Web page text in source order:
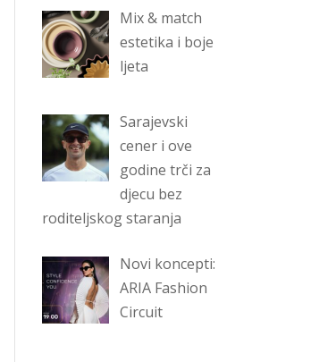
Mix & match
estetika i boje
ljeta
Sarajevski
cener i ove
godine trči za
djecu bez
roditeljskog staranja
Novi koncepti:
ARIA Fashion
Circuit